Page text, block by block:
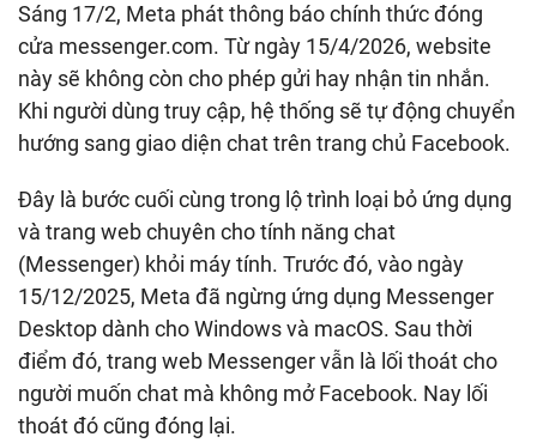
Sáng 17/2, Meta phát thông báo chính thức đóng
cửa messenger.com. Từ ngày 15/4/2026, website
này sẽ không còn cho phép gửi hay nhận tin nhắn.
Khi người dùng truy cập, hệ thống sẽ tự động chuyển
hướng sang giao diện chat trên trang chủ Facebook.
Đây là bước cuối cùng trong lộ trình loại bỏ ứng dụng
và trang web chuyên cho tính năng chat
(Messenger) khỏi máy tính. Trước đó, vào ngày
15/12/2025, Meta đã ngừng ứng dụng Messenger
Desktop dành cho Windows và macOS. Sau thời
điểm đó, trang web Messenger vẫn là lối thoát cho
người muốn chat mà không mở Facebook. Nay lối
thoát đó cũng đóng lại.